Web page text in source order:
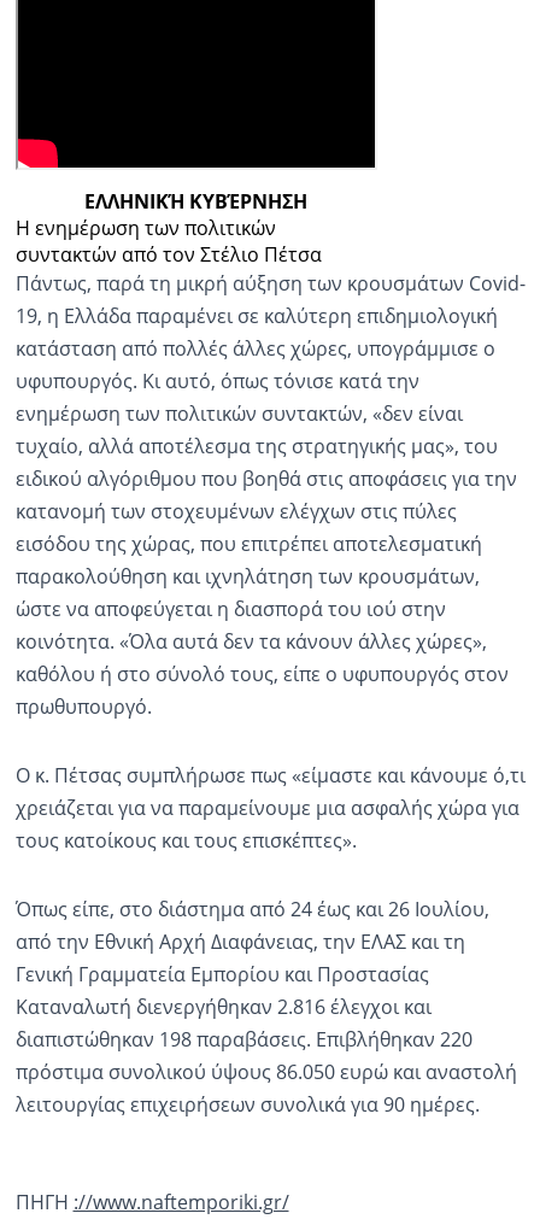
ΕΛΛΗΝΙΚΉ ΚΥΒΈΡΝΗΣΗ
Η ενημέρωση των πολιτικών
συντακτών από τον Στέλιο Πέτσα
Πάντως, παρά τη μικρή αύξηση των κρουσμάτων Covid-
19, η Ελλάδα παραμένει σε καλύτερη επιδημιολογική
κατάσταση από πολλές άλλες χώρες, υπογράμμισε ο
υφυπουργός. Κι αυτό, όπως τόνισε κατά την
ενημέρωση των πολιτικών συντακτών, «δεν είναι
τυχαίο, αλλά αποτέλεσμα της στρατηγικής μας», του
ειδικού αλγόριθμου που βοηθά στις αποφάσεις για την
κατανομή των στοχευμένων ελέγχων στις πύλες
εισόδου της χώρας, που επιτρέπει αποτελεσματική
παρακολούθηση και ιχνηλάτηση των κρουσμάτων,
ώστε να αποφεύγεται η διασπορά του ιού στην
κοινότητα. «Όλα αυτά δεν τα κάνουν άλλες χώρες»,
καθόλου ή στο σύνολό τους, είπε ο υφυπουργός στον
πρωθυπουργό.
Ο κ. Πέτσας συμπλήρωσε πως «είμαστε και κάνουμε ό,τι
χρειάζεται για να παραμείνουμε μια ασφαλής χώρα για
τους κατοίκους και τους επισκέπτες».
Όπως είπε, στο διάστημα από 24 έως και 26 Ιουλίου,
από την Εθνική Αρχή Διαφάνειας, την ΕΛΑΣ και τη
Γενική Γραμματεία Εμπορίου και Προστασίας
Καταναλωτή διενεργήθηκαν 2.816 έλεγχοι και
διαπιστώθηκαν 198 παραβάσεις. Επιβλήθηκαν 220
πρόστιμα συνολικού ύψους 86.050 ευρώ και αναστολή
λειτουργίας επιχειρήσεων συνολικά για 90 ημέρες.
ΠΗΓΗ ://www.naftemporiki.gr/